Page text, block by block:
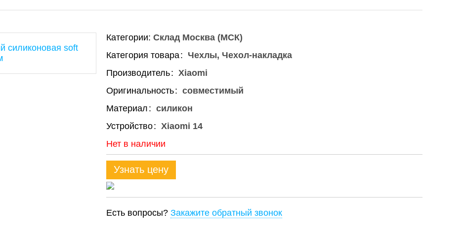
Категории: Склад Москва (МСК)
Категория товара
Чехлы, Чехол-накладка
Производитель Xiaomi
Оригинальность совместимый
Материал силикон
Устройство Xiaomi 14
Нет в наличии
Узнать цену
Есть вопросы? Закажите обратный звонок